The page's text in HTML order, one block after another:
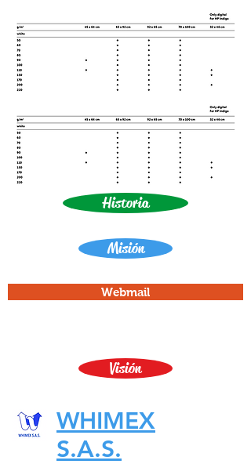
WHIMEX
S.A.S.
Webmail
Historia
Misión
Visión